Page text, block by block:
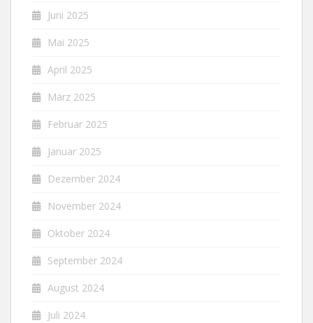
Juni 2025
Mai 2025
April 2025
März 2025
Februar 2025
Januar 2025
Dezember 2024
November 2024
Oktober 2024
September 2024
August 2024
Juli 2024